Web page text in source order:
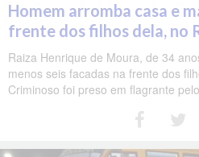
Homem arromba casa e
frente dos filhos dela, no
Raiza Henrique de Moura, de 34
menos seis facadas na frente dos
Criminoso foi preso em flagrante